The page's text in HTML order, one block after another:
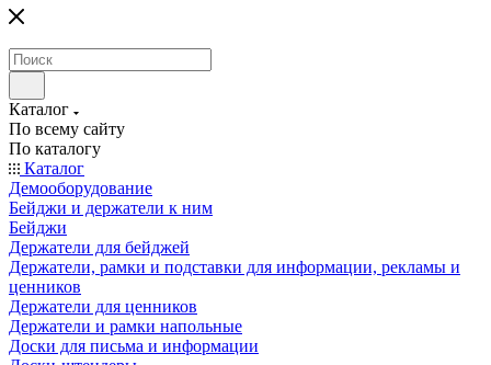
Каталог
По всему сайту
По каталогу
Каталог
Демооборудование
Бейджи и держатели к ним
Бейджи
Держатели для бейджей
Держатели, рамки и подставки для информации, рекламы и
ценников
Держатели для ценников
Держатели и рамки напольные
Доски для письма и информации